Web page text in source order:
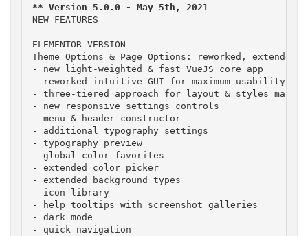
NEW FEATURES
ELEMENTOR VERSION
Theme Options & Page Options: reworked, extended,
- new light-weighted & fast VueJS core app
- reworked intuitive GUI for maximum usability
- three-tiered approach for layout & styles
- new responsive settings controls
- menu & header constructor
- additional typography settings
- typography preview
- global color favorites
- extended color picker
- extended background types
- icon library
- help tooltips with screenshot galleries
- dark mode
- quick navigation